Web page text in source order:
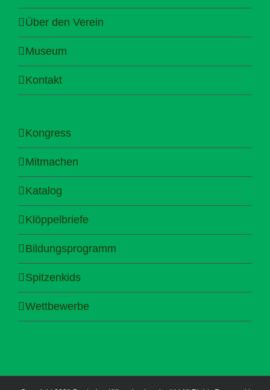
Über den Verein
Museum
Kontakt
Kongress
Mitmachen
Katalog
Klöppelbriefe
Bildungsprogramm
Spitzenkids
Wettbewerbe